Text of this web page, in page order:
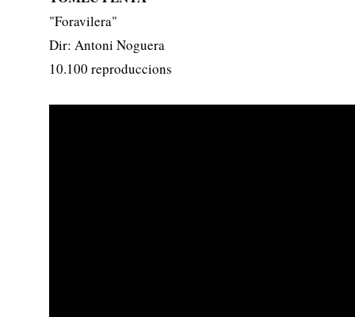
"Foravilera"
Dir: Antoni Noguera
10.100 reproduccions